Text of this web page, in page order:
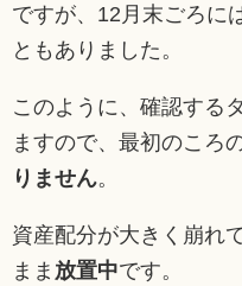
ですが、12月末ごろに
ともありました。
このように、確認する
ますので、最初のころ
りません。
資産配分が大きく崩れ
まま 放置中です。